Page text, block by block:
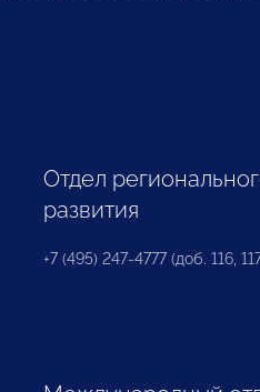
Отдел
развития
+7 (495) 247-4777 (доб. 116,